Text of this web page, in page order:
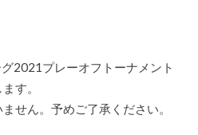
2021プレーオフトーナメント
す。
せん。予めご了承ください。